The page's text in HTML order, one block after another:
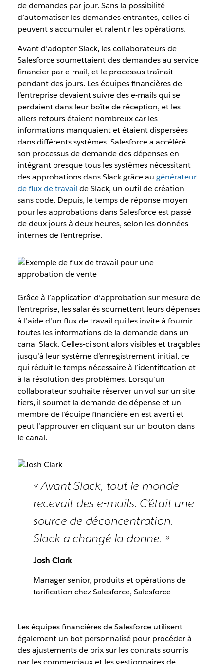
de demandes par jour. Sans la possibilité
d’automatiser les demandes entrantes, celles-ci
peuvent s’accumuler et ralentir les opérations.
Avant d’adopter Slack, les collaborateurs de
Salesforce soumettaient des demandes au service
financier par e-mail, et le processus traînait
pendant des jours. Les équipes financières de
l’entreprise devaient suivre des e-mails qui se
perdaient dans leur boîte de réception, et les
allers-retours étaient nombreux car les
informations manquaient et étaient dispersées
dans différents systèmes. Salesforce a accéléré
son processus de demande des dépenses en
intégrant presque tous les systèmes nécessitant
des approbations dans Slack grâce au générateur
de flux de travail de Slack, un outil de création
sans code. Depuis, le temps de réponse moyen
pour les approbations dans Salesforce est passé
de deux jours à deux heures, selon les données
internes de l’entreprise.
Grâce à l’application d’approbation sur mesure de
l’entreprise, les salariés soumettent leurs dépenses
à l’aide d’un flux de travail qui les invite à fournir
toutes les informations de la demande dans un
canal Slack. Celles-ci sont alors visibles et traçables
jusqu’à leur système d’enregistrement initial, ce
qui réduit le temps nécessaire à l’identification et
à la résolution des problèmes. Lorsqu’un
collaborateur souhaite réserver un vol sur un site
tiers, il soumet la demande de dépense et un
membre de l’équipe financière en est averti et
peut l’approuver en cliquant sur un bouton dans
le canal.
« Avant Slack, tout le monde
recevait des e-mails. C’était une
source de déconcentration.
Slack a changé la donne. »
Josh Clark
Manager senior, produits et opérations de
tarification chez Salesforce, Salesforce
Les équipes financières de Salesforce utilisent
également un bot personnalisé pour procéder à
des ajustements de prix sur les contrats soumis
par les commerciaux et les gestionnaires de